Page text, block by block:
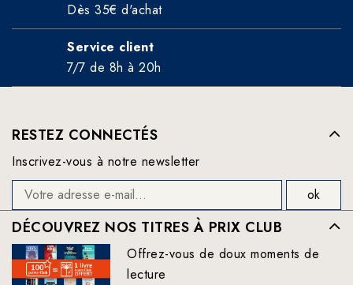
Dès 35€ d'achat
Service client
7/7 de 8h à 20h
RESTEZ CONNECTÉS
Inscrivez-vous à notre newsletter
DÉCOUVREZ NOS TITRES À PRIX CLUB
Offrez-vous de doux moments de
lecture